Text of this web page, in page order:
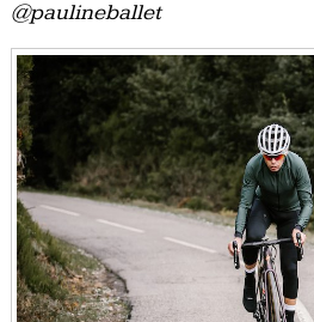
@paulineballet